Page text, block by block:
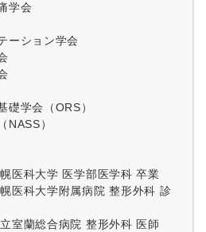
学会
ーション学会
礎学会（ORS）
NASS）
医科大学 医学部医学科 卒業
医科大学附属病院 整形外科 診
室蘭総合病院 整形外科 医師